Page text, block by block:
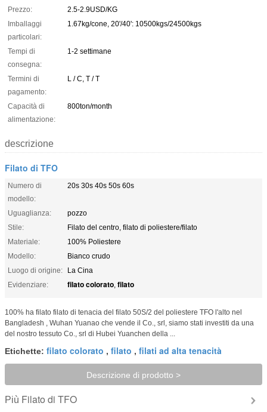
Prezzo:
2.5-2.9USD/KG
Imballaggi
particolari:
1.67kg/cone, 20'/40': 10500kgs/24500kgs
Tempi di
consegna:
1-2 settimane
Termini di
pagamento:
L / C, T / T
Capacità di
alimentazione:
800ton/month
descrizione
Filato di TFO
Numero di
modello:
20s 30s 40s 50s 60s
Uguaglianza:
pozzo
Stile:
Filato del centro, filato di poliestere/filato
Materiale:
100% Poliestere
Modello:
Bianco crudo
Luogo di origine:
La Cina
Evidenziare:
filato colorato, filato
100% ha filato filato di tenacia del filato 50S/2 del poliestere TFO l'alto nel
Bangladesh , Wuhan Yuanao che vende il Co., srl, siamo stati investiti da una
del nostro tessuto Co., srl di Hubei Yuanchen della ...
Etichette: filato colorato , filato , filati ad alta tenacità
Descrizione di prodotto >
Più Filato di TFO